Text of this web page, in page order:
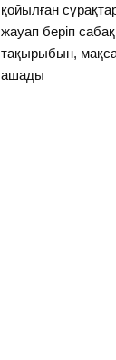
қойылған
жауап беріп сабақ
тақырыбын,
ашады